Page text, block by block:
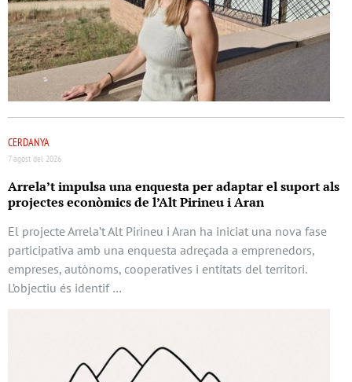
CERDANYA
7 agost del 2026
Arrela’t impulsa una enquesta per adaptar el suport als
projectes econòmics de l’Alt Pirineu i Aran
El projecte Arrela’t Alt Pirineu i Aran ha iniciat una nova fase
participativa amb una enquesta adreçada a emprenedors,
empreses, autònoms, cooperatives i entitats del territori.
L’objectiu és identif …